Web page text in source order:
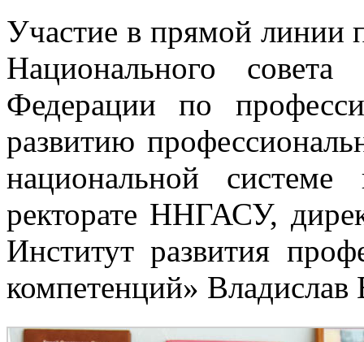
Участие в прямой линии
Национального
Федерации по
развитию
национальной
ректорате ННГАСУ,
Институт развития
компетенций»